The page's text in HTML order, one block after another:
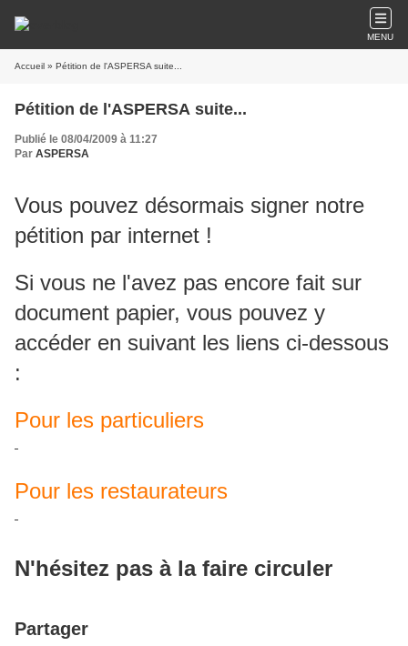
MENU
Accueil » Pétition de l'ASPERSA suite...
Pétition de l'ASPERSA suite...
Publié le 08/04/2009 à 11:27
Par ASPERSA
Vous pouvez désormais signer notre
pétition par internet !
Si vous ne l'avez pas encore fait sur
document papier, vous pouvez y
accéder en suivant les liens ci-dessous
:
Pour les particuliers
Pour les restaurateurs
N'hésitez pas à la faire circuler
Partager